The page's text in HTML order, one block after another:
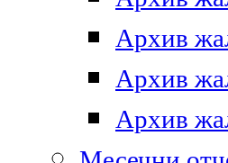
Архив
Архив
Архив